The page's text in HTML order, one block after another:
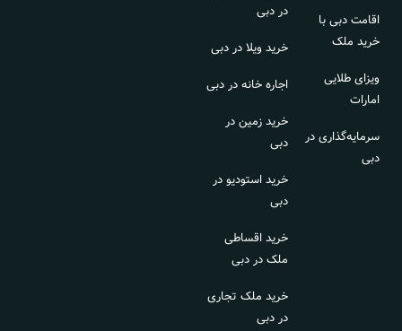
اقامت دبی با
خرید ملک
ویزای طلایی
امارات
سرمایه‌گذاری در
دبی
در دبی
خرید ویلا در دبی
اجاره خانه در دبی
خرید زمین در
دبی
خرید استودیو در
دبی
خرید اقساطی
ملک در دبی
خرید ملک تجاری
در دبی